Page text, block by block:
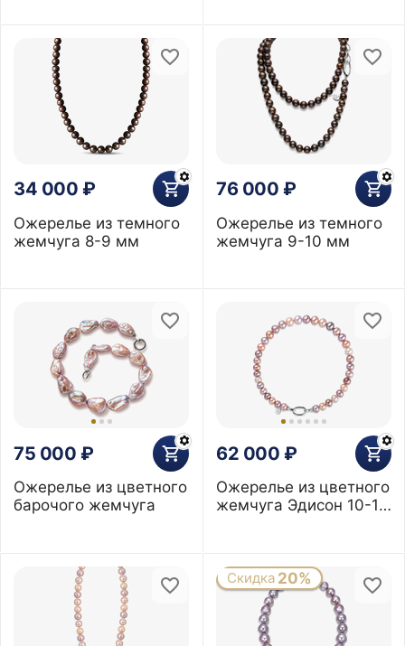
34 000 ₽
Ожерелье из темного
жемчуга 8-9 мм
76 000 ₽
Ожерелье из темного
жемчуга 9-10 мм
75 000 ₽
Ожерелье из цветного
барочого жемчуга
62 000 ₽
Ожерелье из цветного
жемчуга Эдисон 10-13
Скидка 20%